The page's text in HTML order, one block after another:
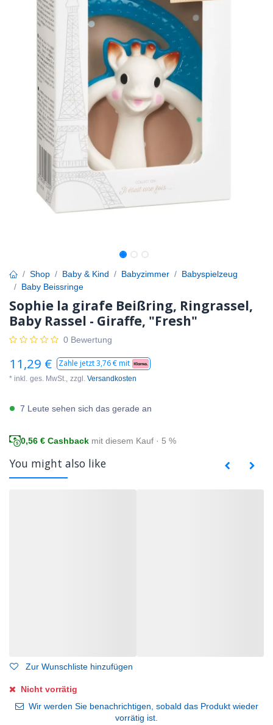
Shop Baby & Kind Babyzimmer
Babyspielzeug
Baby Beissringe
Sophie la girafe Beißring, Ringrassel,
Baby Rassel - Giraffe, "Fresh"
0 Bewertung
11,29 € Zahle jetzt3,76€ mit
* inkl. ges. MwSt., zzgl. Versandkosten
7 Leute sehen sich das gerade an
0,56 € Cashback mit diesem Kauf · 5 %
You might also like
Zur Wunschliste hinzufügen
Nicht vorrätig
Wir werden Sie benachrichtigen, sobald das Produkt wieder
vorrätig ist.